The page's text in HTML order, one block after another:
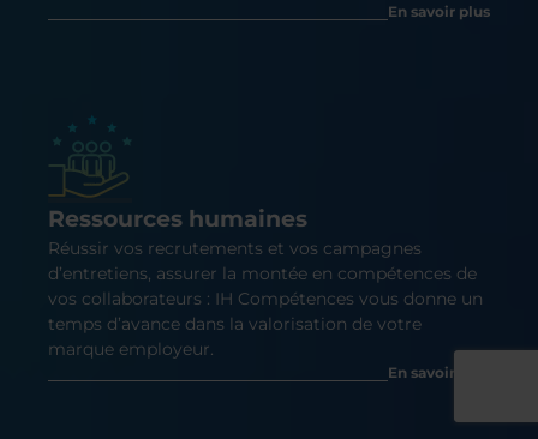
En savoir plus
Ressources humaines
Réussir vos recrutements et vos campagnes
d’entretiens, assurer la montée en compétences de
vos collaborateurs : IH Compétences vous donne un
temps d’avance dans la valorisation de votre
marque employeur.
En savoir plus